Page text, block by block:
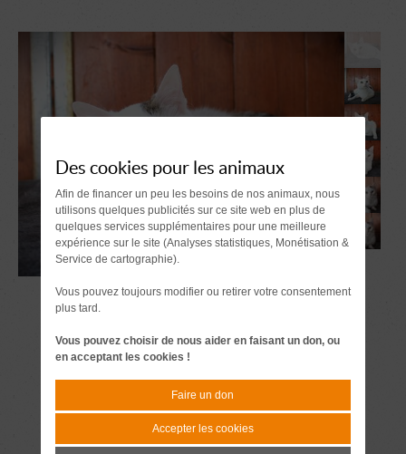
Des cookies pour les animaux
Afin de financer un peu les besoins de nos animaux, nous
utilisons quelques publicités sur ce site web en plus de
quelques services supplémentaires pour une meilleure
expérience sur le site (Analyses statistiques, Monétisation &
Service de cartographie).
Vous pouvez toujours modifier ou retirer votre consentement
plus tard.
Vous pouvez choisir de nous aider en faisant un don, ou
en acceptant les cookies !
Faire un don
Accepter les cookies